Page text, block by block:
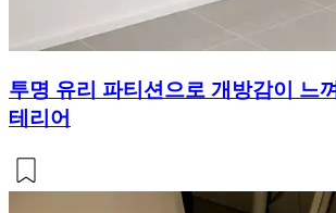
투명 유리 파티션으로 개방감이 느
테리어